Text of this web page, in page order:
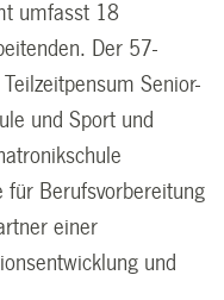
umfasst 18
Der 57-
Senior-
und Sport und
für Berufsvorbereitung
einer
und